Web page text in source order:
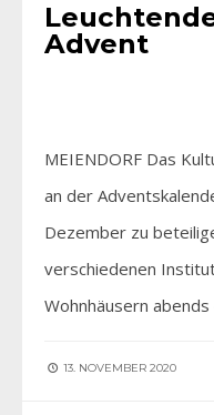
Advent
MEIENDORF Das
an der
Dezember zu
verschiedenen
Wohnhäusern
13. NOVEMBER 2020